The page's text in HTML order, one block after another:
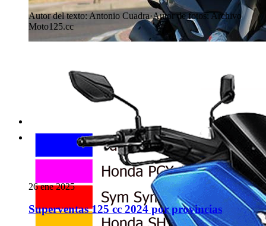
Autor del texto:Antonio Cuadra·Autor de fotos:Archivo
Moto125.cc
26 ene 2025
Superventas 125 cc 2024 por provincias